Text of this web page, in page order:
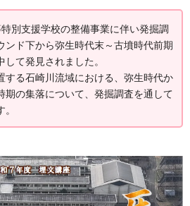
別支援学校の整備事業に伴い発掘調
ンド下から弥生時代末～古墳時代前期
て発見されました。
する石崎川流域における、弥生時代か
期の集落について、発掘調査を通して